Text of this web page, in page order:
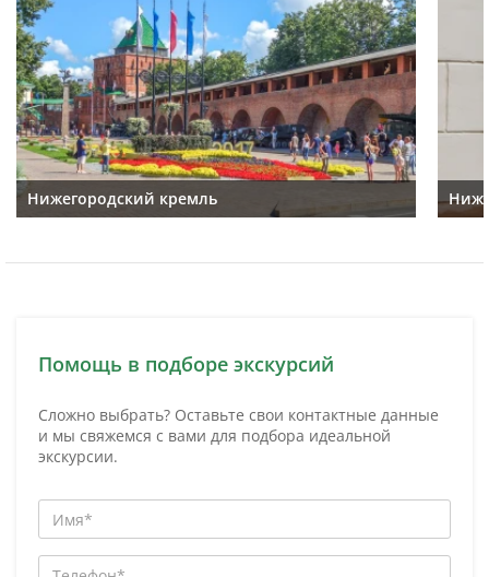
Нижегородский кремль
Помощь в подборе экскурсий
Сложно выбрать? Оставьте свои контактные данные
и мы свяжемся с вами для подбора идеальной
экскурсии.